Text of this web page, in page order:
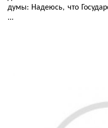
думы: Надеюсь, что
...